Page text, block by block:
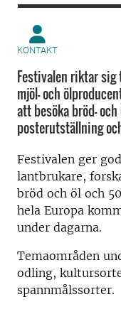
KONTAKT
Festivalen riktar sig
mjöl- och
att besöka bröd-
posterutställning
Festivalen ger
lantbrukare,
bröd och öl och
hela Europa
under dagarna.
Temaområden
odling,
spannmålssorter.